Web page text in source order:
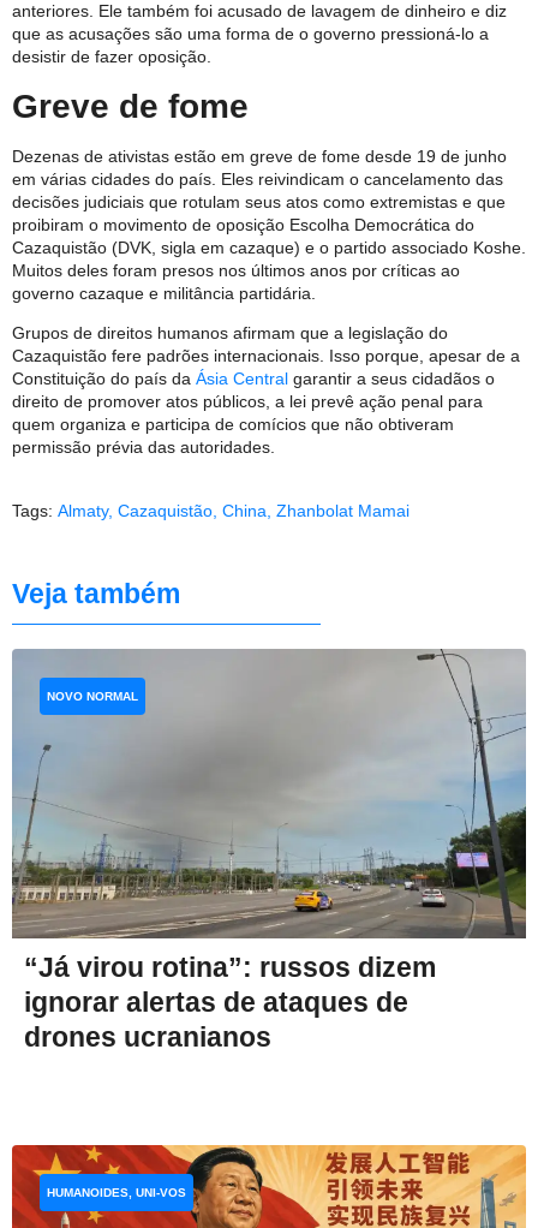
anteriores. Ele também foi acusado de lavagem de dinheiro e diz
que as acusações são uma forma de o governo pressioná-lo a
desistir de fazer oposição.
Greve de fome
Dezenas de ativistas estão em greve de fome desde 19 de junho
em várias cidades do país. Eles reivindicam o cancelamento das
decisões judiciais que rotulam seus atos como extremistas e que
proibiram o movimento de oposição Escolha Democrática do
Cazaquistão (DVK, sigla em cazaque) e o partido associado Koshe.
Muitos deles foram presos nos últimos anos por críticas ao
governo cazaque e militância partidária.
Grupos de direitos humanos afirmam que a legislação do
Cazaquistão fere padrões internacionais. Isso porque, apesar de a
Constituição do país da Ásia Central garantir a seus cidadãos o
direito de promover atos públicos, a lei prevê ação penal para
quem organiza e participa de comícios que não obtiveram
permissão prévia das autoridades.
Tags: Almaty, Cazaquistão, China, Zhanbolat Mamai
Veja também
“Já virou rotina”: russos dizem
ignorar alertas de ataques de
drones ucranianos
NOVO NORMAL
HUMANOIDES, UNI-VOS